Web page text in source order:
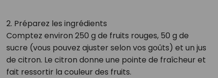
2. Préparez les ingrédients
Comptez environ 250 g de fruits rouges, 50 g de
sucre (vous pouvez ajuster selon vos goûts) et un jus
de citron. Le citron donne une pointe de fraîcheur et
fait ressortir la couleur des fruits.